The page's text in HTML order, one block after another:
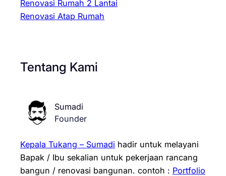
Renovasi Rumah 2 Lantai
Renovasi Atap Rumah
Tentang Kami
Sumadi
Founder
Kepala Tukang – Sumadi hadir untuk melayani
Bapak / Ibu sekalian untuk pekerjaan rancang
bangun / renovasi bangunan. contoh : Portfolio